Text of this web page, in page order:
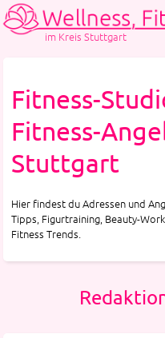
im Kreis Stuttgart
Fitness-
Fitness-
Stuttgart
Hier findest du Adressen und
Tipps, Figurtraining, Beauty-
Fitness Trends.